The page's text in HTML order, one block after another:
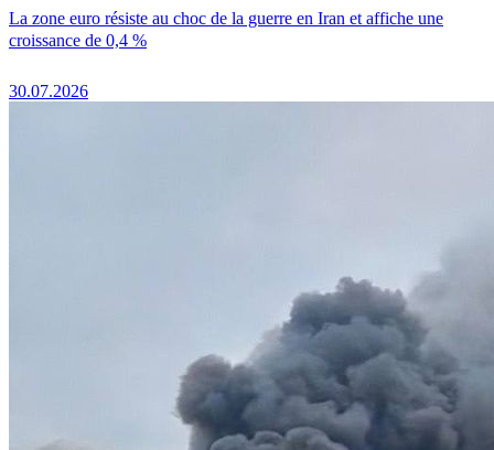
La zone euro résiste au choc de la guerre en Iran et affiche une
croissance de 0,4 %
30.07.2026